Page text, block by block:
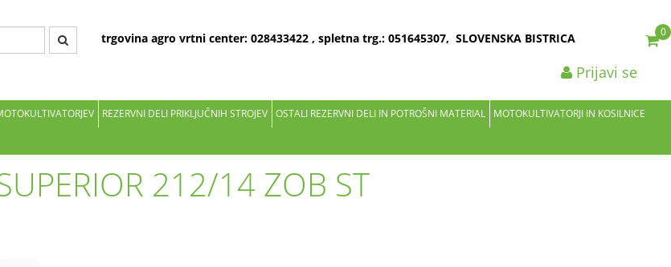
trgovina agro vrtni center: 028433422 , spletna trg.: 051645307, SLOVENSKA BISTRICA 0
Prijavi se
REZERVNI DELI PRIKLJUČNIH STROJEV OSTALI REZERVNI DELI IN POTROŠNI MATERIAL
MOTOKULTIVATORJI IN KOSILNICE
212/14 ZOB ST